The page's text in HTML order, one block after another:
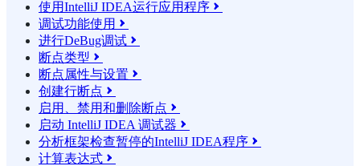
使用IntelliJ IDEA运行应用程序 
调试功能使用 
进行DeBug调试 
断点类型 
断点属性与设置 
创建行断点 
启用、禁用和删除断点 
启动 IntelliJ IDEA 调试器 
分析框架检查暂停的IntelliJ IDEA程序 
计算表达式 